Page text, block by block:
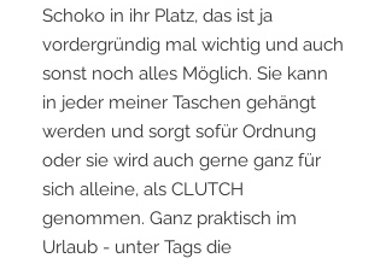
Schoko in ihr Platz, das ist ja
vordergründig mal wichtig und auch
sonst noch alles Möglich. Sie kann
in jeder meiner Taschen gehängt
werden und sorgt sofür Ordnung
oder sie wird auch gerne ganz für
sich alleine, als CLUTCH
genommen. Ganz praktisch im
Urlaub - unter Tags die